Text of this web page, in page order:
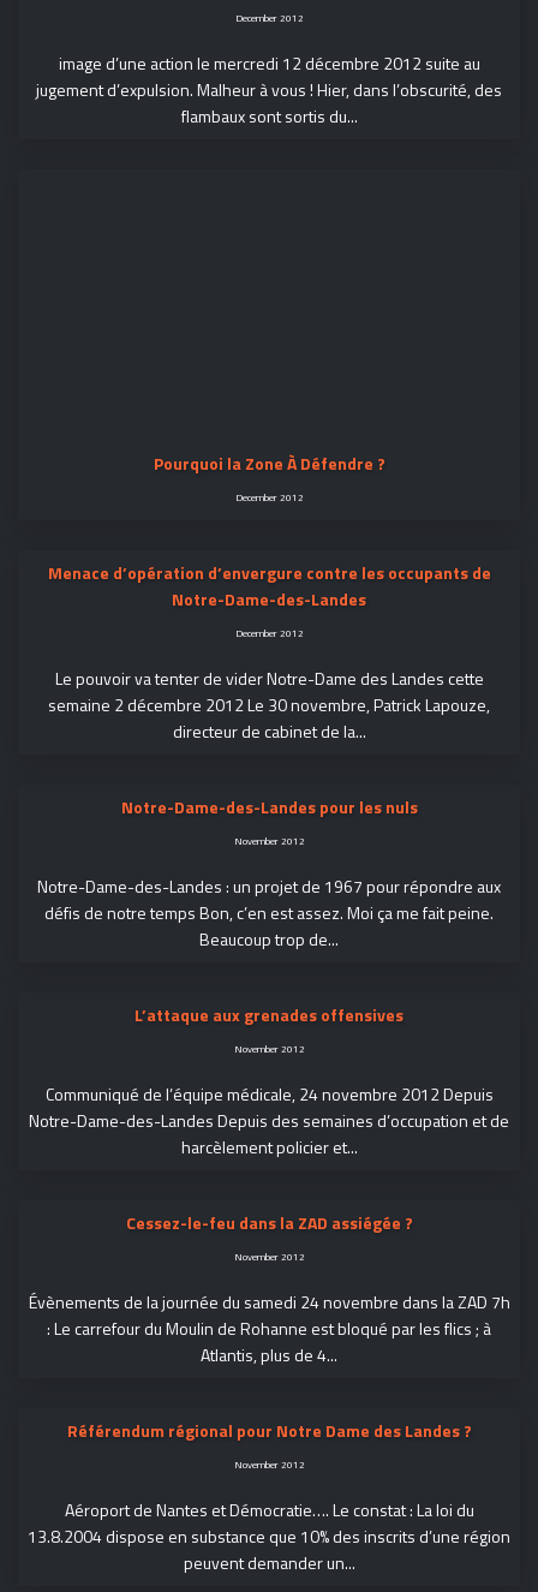
December 2012
image d’une action le mercredi 12 décembre 2012 suite au
jugement d’expulsion. Malheur à vous ! Hier, dans l’obscurité, des
flambaux sont sortis du...
Pourquoi la Zone À Défendre ?
December 2012
Menace d’opération d’envergure contre les occupants de
Notre-Dame-des-Landes
December 2012
Le pouvoir va tenter de vider Notre-Dame des Landes cette
semaine 2 décembre 2012 Le 30 novembre, Patrick Lapouze,
directeur de cabinet de la...
Notre-Dame-des-Landes pour les nuls
November 2012
Notre-Dame-des-Landes : un projet de 1967 pour répondre aux
défis de notre temps Bon, c’en est assez. Moi ça me fait peine.
Beaucoup trop de...
L’attaque aux grenades offensives
November 2012
Communiqué de l’équipe médicale, 24 novembre 2012 Depuis
Notre-Dame-des-Landes Depuis des semaines d’occupation et de
harcèlement policier et...
Cessez-le-feu dans la ZAD assiégée ?
November 2012
Évènements de la journée du samedi 24 novembre dans la ZAD 7h
: Le carrefour du Moulin de Rohanne est bloqué par les flics ; à
Atlantis, plus de 4...
Référendum régional pour Notre Dame des Landes ?
November 2012
Aéroport de Nantes et Démocratie…. Le constat : La loi du
13.8.2004 dispose en substance que 10% des inscrits d’une région
peuvent demander un...